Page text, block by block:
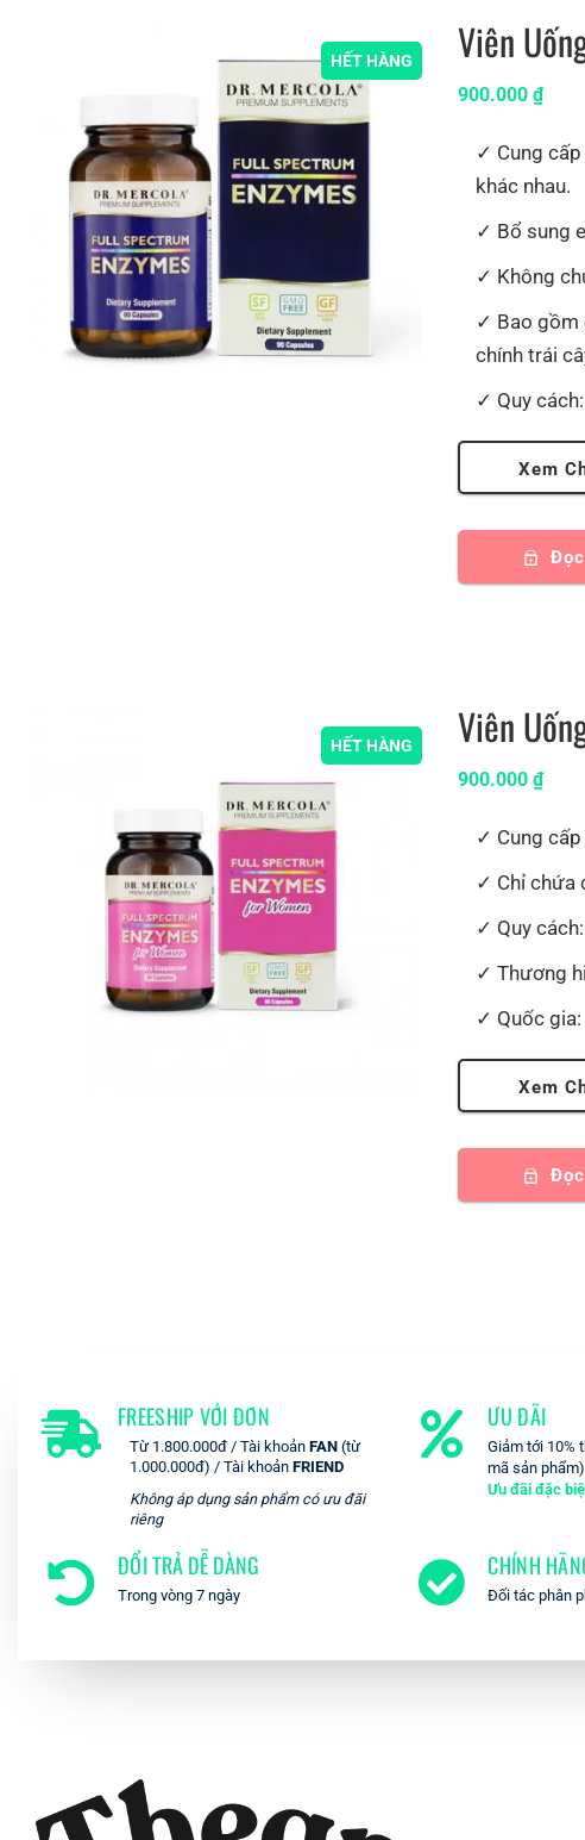
HẾT HÀNG Viên
900.000₫
Cung
khác nhau.
Bổ sung
Không
Bao gồm
chính trái
Quy
Xem
HẾT HÀNG Viên
900.000₫
Cung
Chỉ chứa
Quy
Thương
Quốc
Xem
FREESHIP VỚI ĐƠN
Từ 1.800.000đ / Tài khoản FAN (từ
1.000.000đ) / Tài khoản FRIEND
Không áp dụng sản phẩm có ưu đãi
riêng
ƯU ĐÃI
Giảm tới 10%
mã sản phẩm)
Ưu đãi đặc
ĐỔI TRẢ DỄ DÀNG
Trong vòng 7 ngày
CHÍNH
Đối tác phân